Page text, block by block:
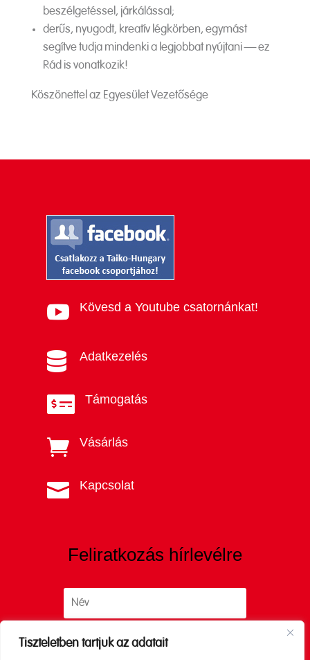
Tiszteletben tartjuk az adatait
beszélgetéssel, járkálással;
derűs, nyugodt, kreatív légkörben, egymást
segítve tudja mindenki a legjobbat nyújtani – ez
Rád is vonatkozik!
Köszönettel az Egyesület Vezetősége
 Kövesd a Youtube csatornánkat!
 Adatkezelés
 Támogatás
 Vásárlás
 Kapcsolat
Feliratkozás hírlevélre